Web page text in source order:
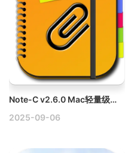
Note-C v2.6.0 Mac轻量级笔记与写作软件破解版
2025-09-06